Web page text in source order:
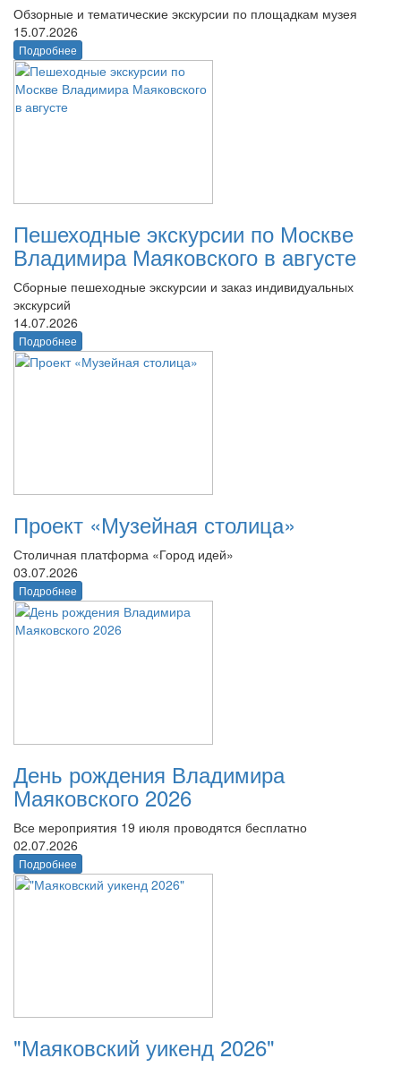
Обзорные и тематические экскурсии по площадкам музея
15.07.2026
Подробнее
Пешеходные экскурсии по Москве
Владимира Маяковского в августе
Сборные пешеходные экскурсии и заказ индивидуальных
экскурсий
14.07.2026
Подробнее
Проект «Музейная столица»
Столичная платформа «Город идей»
03.07.2026
Подробнее
День рождения Владимира
Маяковского 2026
Все мероприятия 19 июля проводятся бесплатно
02.07.2026
Подробнее
"Маяковский уикенд 2026"